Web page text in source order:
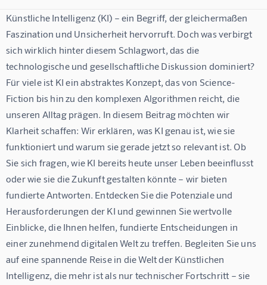
Künstliche Intelligenz (KI) – ein Begriff, der gleichermaßen
Faszination und Unsicherheit hervorruft. Doch was verbirgt
sich wirklich hinter diesem Schlagwort, das die
technologische und gesellschaftliche Diskussion dominiert?
Für viele ist KI ein abstraktes Konzept, das von Science-
Fiction bis hin zu den komplexen Algorithmen reicht, die
unseren Alltag prägen. In diesem Beitrag möchten wir
Klarheit schaffen: Wir erklären, was KI genau ist, wie sie
funktioniert und warum sie gerade jetzt so relevant ist. Ob
Sie sich fragen, wie KI bereits heute unser Leben beeinflusst
oder wie sie die Zukunft gestalten könnte – wir bieten
fundierte Antworten. Entdecken Sie die Potenziale und
Herausforderungen der KI und gewinnen Sie wertvolle
Einblicke, die Ihnen helfen, fundierte Entscheidungen in
einer zunehmend digitalen Welt zu treffen. Begleiten Sie uns
auf eine spannende Reise in die Welt der Künstlichen
Intelligenz, die mehr ist als nur technischer Fortschritt – sie